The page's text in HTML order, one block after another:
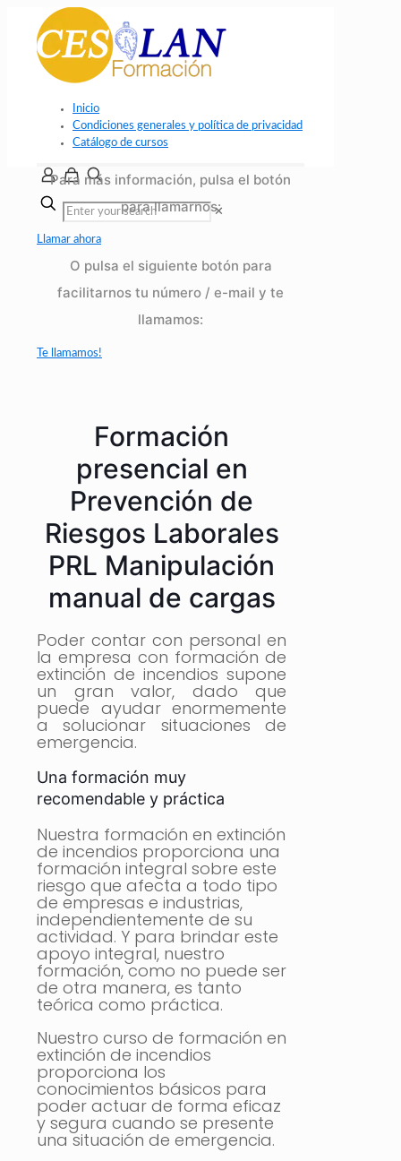
Inicio
Condiciones generales y política de privacidad
Catálogo de cursos
✕
Para más información, pulsa el botón
para llamarnos:
Llamar ahora
O pulsa el siguiente botón para
facilitarnos tu número / e-mail y te
llamamos:
Te llamamos!
Formación
presencial en
Prevención de
Riesgos Laborales
PRL Manipulación
manual de cargas
Poder contar con personal en
la empresa con formación de
extinción de incendios supone
un gran valor, dado que
puede ayudar enormemente
a solucionar situaciones de
emergencia.
Una formación muy
recomendable y práctica
Nuestra formación en extinción
de incendios proporciona una
formación integral sobre este
riesgo que afecta a todo tipo
de empresas e industrias,
independientemente de su
actividad. Y para brindar este
apoyo integral, nuestro
formación, como no puede ser
de otra manera, es tanto
teórica como práctica.
Nuestro curso de formación en
extinción de incendios
proporciona los
conocimientos básicos para
poder actuar de forma eficaz
y segura cuando se presente
una situación de emergencia.